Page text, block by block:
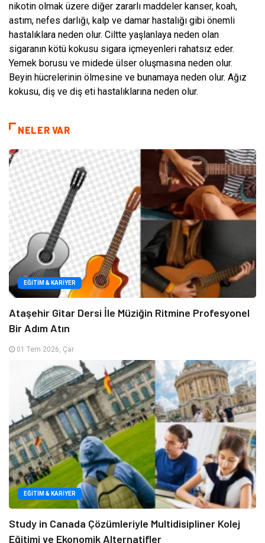
nikotin olmak üzere diğer zararlı maddeler kanser, koah,
astım, nefes darlığı, kalp ve damar hastalığı gibi önemli
hastalıklara neden olur. Ciltte yaşlanlaya neden olan
sigaranın kötü kokusu sigara içmeyenleri rahatsız eder.
Yemek borusu ve midede ülser oluşmasına neden olur.
Beyin hücrelerinin ölmesine ve bunamaya neden olur. Ağız
kokusu, diş ve diş eti hastalıklarına neden olur.
NELER VAR
EĞITIM & KARIYER
Ataşehir Gitar Dersi İle Müziğin Ritmine Profesyonel
Bir Adım Atın
01 Tem 2026, Çar
EĞITIM & KARIYER
Study in Canada Çözümleriyle Multidisipliner Kolej
Eğitimi ve Ekonomik Alternatifler